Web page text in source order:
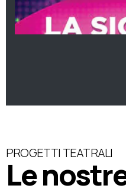
PROGETTI TEATRALI
Le